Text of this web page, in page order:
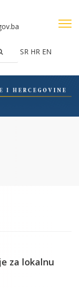
SR HR EN
za lokalnu